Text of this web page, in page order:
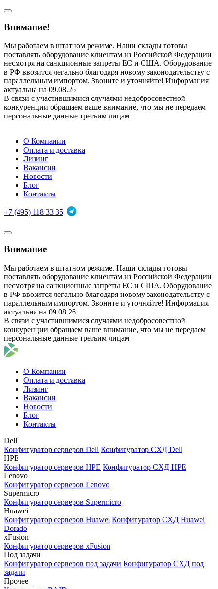
Внимание!
Мы работаем в штатном режиме. Наши склады готовы
поставлять оборудование клиентам из Российской Федерации
несмотря на санкционные запреты ЕС и США. Оборудование
в РФ ввозится легально благодаря новому законодательству с
параллельным импортом. Звоните и уточняйте! Информация
актуальна на 09.08.26
В связи с участившимися случаями недобросовестной
конкуренции обращаем ваше внимание, что мы не передаем
персональные данные третьим лицам
О Компании
Оплата и доставка
Лизинг
Вакансии
Новости
Блог
Контакты
+7 (495) 118 33 35
Внимание
Мы работаем в штатном режиме. Наши склады готовы
поставлять оборудование клиентам из Российской Федерации
несмотря на санкционные запреты ЕС и США. Оборудование
в РФ ввозится легально благодаря новому законодательству с
параллельным импортом. Звоните и уточняйте! Информация
актуальна на 09.08.26
В связи с участившимися случаями недобросовестной
конкуренции обращаем ваше внимание, что мы не передаем
персональные данные третьим лицам
О Компании
Оплата и доставка
Лизинг
Вакансии
Новости
Блог
Контакты
Dell
Конфигуратор серверов Dell Конфигуратор СХД Dell
HPE
Конфигуратор серверов HPE Конфигуратор СХД HPE
Lenovo
Конфигуратор серверов Lenovo
Supermicro
Конфигуратор серверов Supermicro
Huawei
Конфигуратор серверов Huawei Конфигуратор СХД Huawei
Dorado
xFusion
Конфигуратор серверов xFusion
Под задачи
Конфигуратор серверов под задачи Конфигуратор СХД под
задачи
Прочее